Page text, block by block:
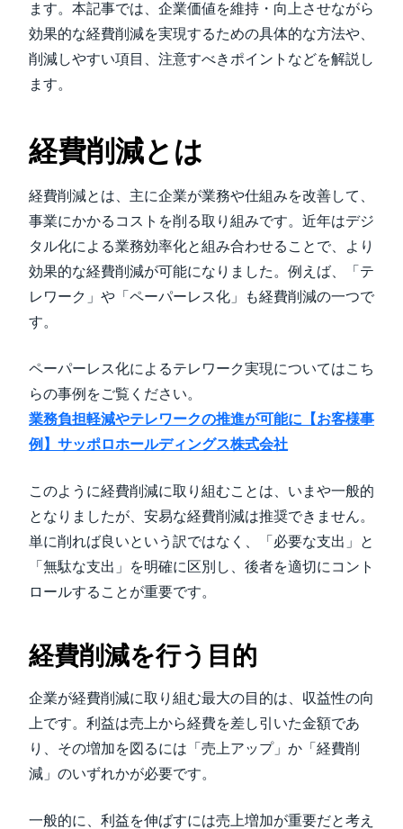
働きかた改革
自治体・公共機関・教育機関等
ます。本記事では、企業価値を維持・向上させながら
効果的な経費削減を実現するための具体的な方法や、
削減しやすい項目、注意すべきポイントなどを解説し
ます。
経費削減とは
経費削減とは、主に企業が業務や仕組みを改善して、
事業にかかるコストを削る取り組みです。近年はデジ
タル化による業務効率化と組み合わせることで、より
効果的な経費削減が可能になりました。例えば、「テ
レワーク」や「ペーパーレス化」も経費削減の一つで
す。
ペーパーレス化によるテレワーク実現についてはこち
らの事例をご覧ください。
業務負担軽減やテレワークの推進が可能に【お客様事
例】サッポロホールディングス株式会社
このように経費削減に取り組むことは、いまや一般的
となりましたが、安易な経費削減は推奨できません。
単に削れば良いという訳ではなく、「必要な支出」と
「無駄な支出」を明確に区別し、後者を適切にコント
ロールすることが重要です。
経費削減を行う目的
企業が経費削減に取り組む最大の目的は、収益性の向
上です。利益は売上から経費を差し引いた金額であ
り、その増加を図るには「売上アップ」か「経費削
減」のいずれかが必要です。
一般的に、利益を伸ばすには売上増加が重要だと考え